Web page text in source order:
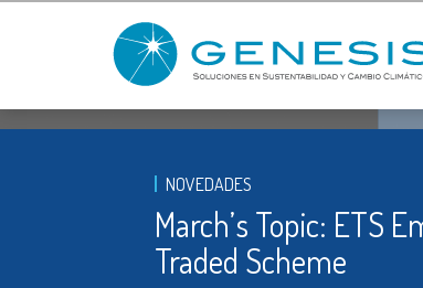
NOVEDADES
March’s Topic: ETS
Traded Scheme